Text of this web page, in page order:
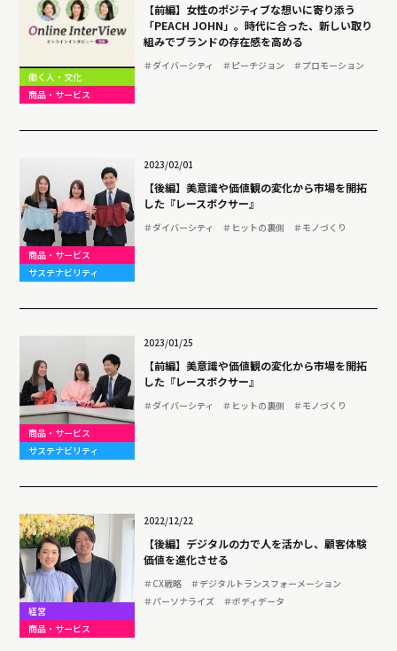
働く人・文化
商品・サービス
【前編】女性のポジティブな想いに寄り添う
「PEACH JOHN」。時代に合った、新しい取り
組みでブランドの存在感を高める
＃ダイバーシティ ＃ピーチジョン ＃プロモーション
商品・サービス
サステナビリティ
2023/02/01
【後編】美意識や価値観の変化から市場を開拓
した『レースボクサー』
＃ダイバーシティ ＃ヒットの裏側 ＃モノづくり
商品・サービス
サステナビリティ
2023/01/25
【前編】美意識や価値観の変化から市場を開拓
した『レースボクサー』
＃ダイバーシティ ＃ヒットの裏側 ＃モノづくり
経営
商品・サービス
2022/12/22
【後編】デジタルの力で人を活かし、顧客体験
価値を進化させる
＃CX戦略
＃デジタルトランスフォーメーション
＃パーソナライズ
＃ボディデータ